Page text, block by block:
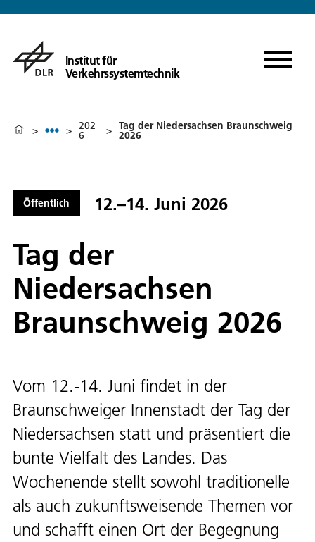
Institut für
Verkehrssystemtechnik
> > 202
6 > Tag der Niedersachsen Braunschweig
2026
Öffentlich 12.–14. Juni 2026
Tag der
Niedersachsen
Braunschweig 2026
Vom 12.-14. Juni findet in der
Braunschweiger Innenstadt der Tag der
Niedersachsen statt und präsentiert die
bunte Vielfalt des Landes. Das
Wochenende stellt sowohl traditionelle
als auch zukunftsweisende Themen vor
und schafft einen Ort der Begegnung